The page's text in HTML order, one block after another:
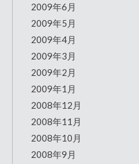
2009年6月
2009年5月
2009年4月
2009年3月
2009年2月
2009年1月
2008年12月
2008年11月
2008年10月
2008年9月